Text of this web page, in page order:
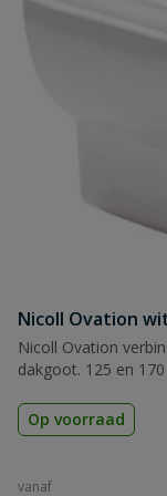
Nicoll Ovation
Nicoll Ovation
dakgoot. 125 en
Op voorraad
vanaf